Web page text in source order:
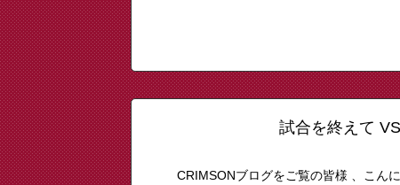
試合を終えて
CRIMSONブログをご覧の皆様 、こん